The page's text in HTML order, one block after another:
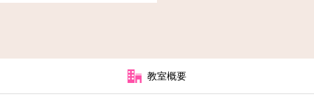
教室概要